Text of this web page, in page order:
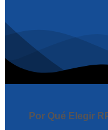
Por Qué Elegir